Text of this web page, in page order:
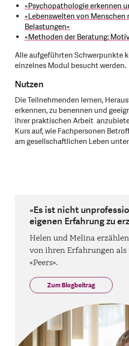
«Psychopathologie erkennen
«Lebenswelten von Menschen
Belastungen»
«Methoden der Beratung:
Alle aufgeführten Schwerpunkte
einzelnes Modul besucht werden.
Nutzen
Die Teilnehmenden lernen,
erkennen, zu benennen und
ihrer praktischen Arbeit
Kurs auf, wie Fachpersonen
am gesellschaftlichen Leben
«Es ist nicht
eigenen Erfahrung zu
Helen und Melina
von ihren Erfahrungen
«Peers».
Zum Blogbeitrag